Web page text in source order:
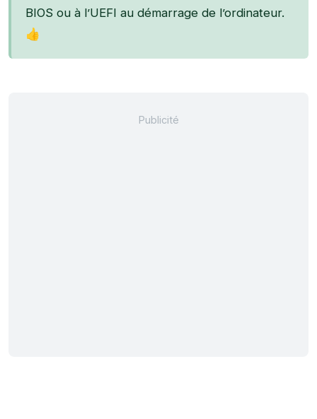
BIOS ou à l’UEFI au démarrage de l’ordinateur.
👍